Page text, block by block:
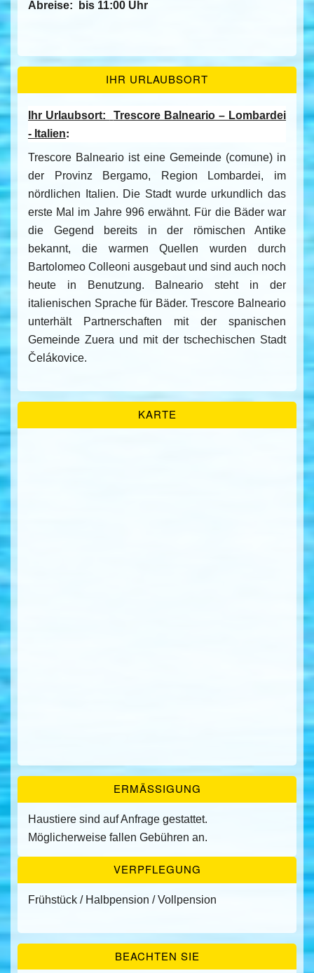
Abreise:
bis 11:00 Uhr
IHR URLAUBSORT
Ihr Urlaubsort:
Trescore Balneario – Lombardei
- Italien:
Trescore Balneario ist eine Gemeinde (comune) in
der Provinz Bergamo, Region Lombardei, im
nördlichen Italien. Die Stadt wurde urkundlich das
erste Mal im Jahre 996 erwähnt. Für die Bäder war
die Gegend bereits in der römischen Antike
bekannt, die warmen Quellen wurden durch
Bartolomeo Colleoni ausgebaut und sind auch noch
heute in Benutzung. Balneario steht in der
italienischen Sprache für Bäder. Trescore Balneario
unterhält Partnerschaften mit der spanischen
Gemeinde Zuera und mit der tschechischen Stadt
Čelákovice.
KARTE
ERMÄSSIGUNG
Haustiere sind auf Anfrage gestattet.
Möglicherweise fallen Gebühren an.
VERPFLEGUNG
Frühstück / Halbpension / Vollpension
BEACHTEN SIE